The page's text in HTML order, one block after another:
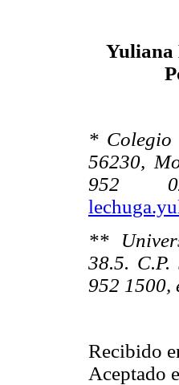
Yuliana
* Colegio
56230,
952
**
38.5.
952 1500,
Recibido
Aceptado